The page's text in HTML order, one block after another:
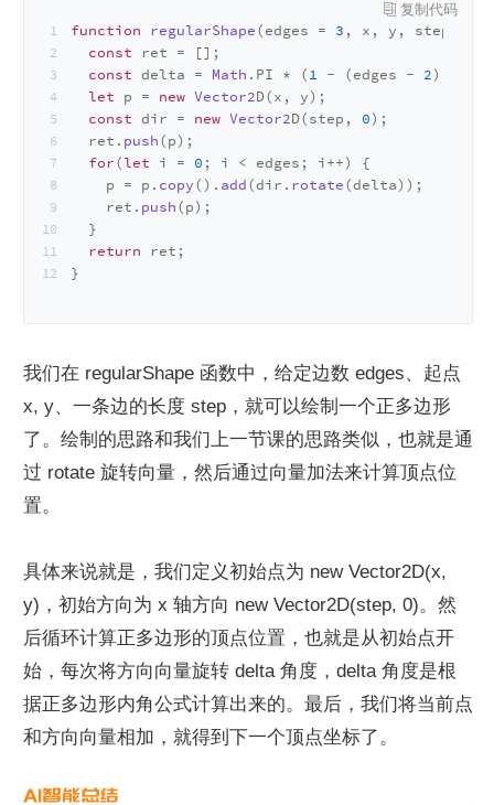
function regularShape(edges = 3 , x, y, step
const ret = [];
const delta = Math . PI * (1 - (edges - 2) /
let p = new Vector2D(x, y);
const dir = new Vector2D(step, 0);
  ret.
push(p);
for(let i = 0 ; i < edges; i++) {
    p = p.
copy(). add(dir. rotate(delta));
    ret.
push(p);
  }
return ret;
}
我们在 regularShape 函数中，给定边数 edges、起点
x, y、一条边的长度 step，就可以绘制一个正多边形
了。绘制的思路和我们上一节课的思路类似，也就是通
过 rotate 旋转向量，然后通过向量加法来计算顶点位
置。
具体来说就是，我们定义初始点为 new Vector2D(x,
y)，初始方向为 x 轴方向 new Vector2D(step, 0)。然
后循环计算正多边形的顶点位置，也就是从初始点开
始，每次将方向向量旋转 delta 角度，delta 角度是根
据正多边形内角公式计算出来的。最后，我们将当前点
和方向向量相加，就得到下一个顶点坐标了。